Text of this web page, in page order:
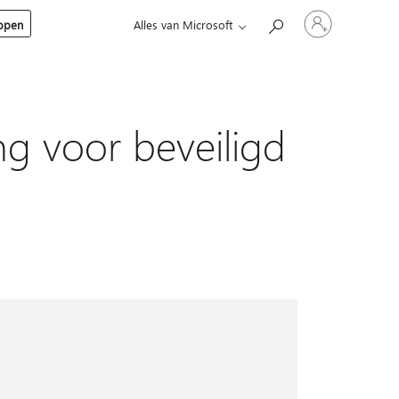
Alles van Microsoft
Meld
je
aan
voor beveiligd